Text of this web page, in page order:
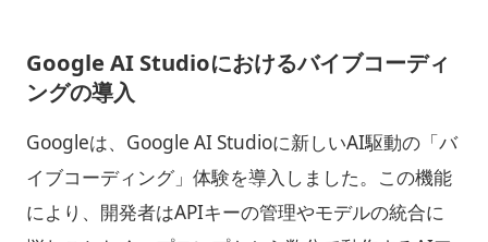
Google AI Studioにおけるバイブコーディ
ングの導入
Googleは、Google AI Studioに新しいAI駆動の「バ
イブコーディング」体験を導入しました。この機能
により、開発者はAPIキーの管理やモデルの統合に